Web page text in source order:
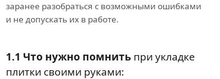
заранее разобраться с возможными ошибками
и не допускать их в работе.
1.1 Что нужно помнить при укладке
плитки своими руками: